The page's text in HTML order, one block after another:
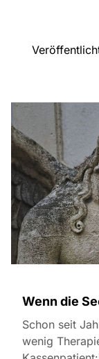
Wenn die
Schon seit
wenig